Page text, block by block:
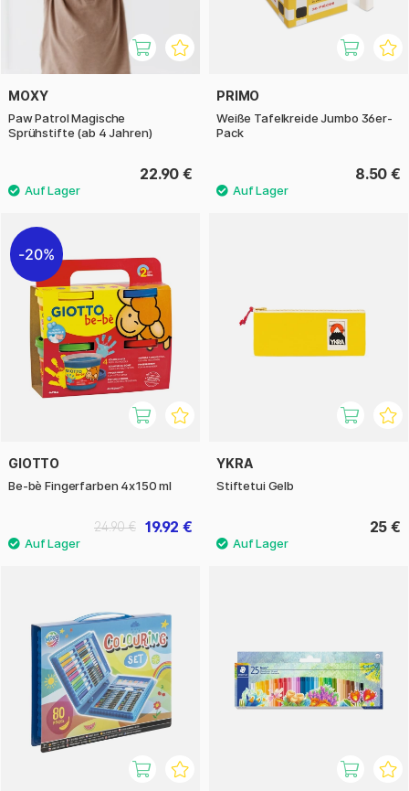
MOXY
Paw Patrol Magische
Sprühstifte (ab 4 Jahren)
22.90 €
PRIMO
Weiße Tafelkreide Jumbo 36er-
Pack
8.50 €
20%
GIOTTO
Be-bè Fingerfarben 4x150 ml
19.92 €
24.90 €
YKRA
Stiftetui Gelb
25 €